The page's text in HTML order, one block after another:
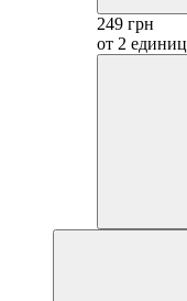
249 грн
от 2 единиц